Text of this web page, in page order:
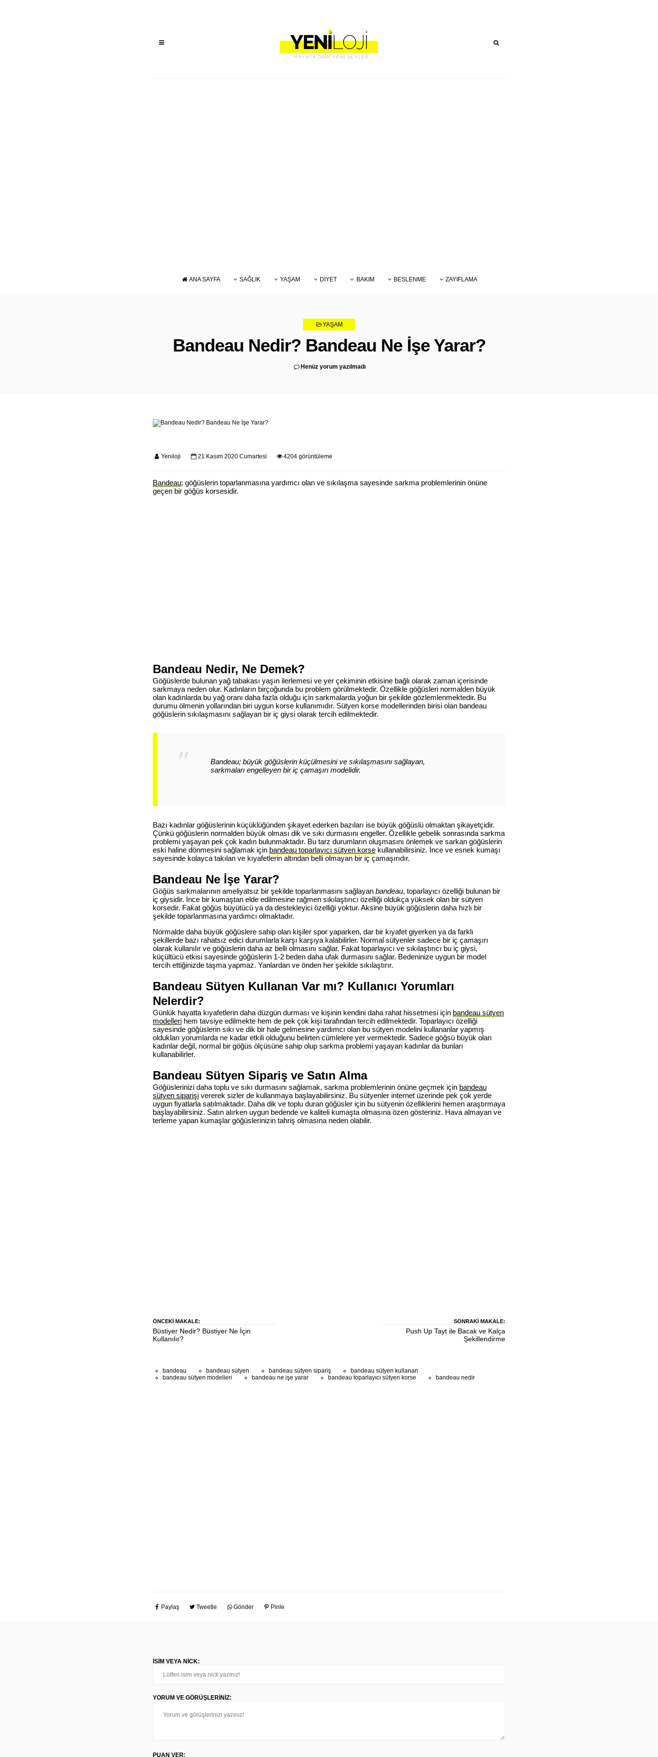
ANA SAYFA SAĞLIK YAŞAM DIYET BAKIM BESLENME ZAYIFLAMA
YAŞAM
Bandeau Nedir? Bandeau Ne İşe Yarar?
Henüz yorum yazılmadı
Yeniloji 21 Kasım 2020 Cumartesi 4204 görüntüleme
Bandeau; göğüslerin toparlanmasına yardımcı olan ve sıkılaşma sayesinde sarkma problemlerinin önüne
geçen bir göğüs korsesidir.
Bandeau Nedir, Ne Demek?
Göğüslerde bulunan yağ tabakası yaşın ilerlemesi ve yer çekiminin etkisine bağlı olarak zaman içerisinde
sarkmaya neden olur. Kadınların birçoğunda bu problem görülmektedir. Özellikle göğüsleri normalden büyük
olan kadınlarda bu yağ oranı daha fazla olduğu için sarkmalarda yoğun bir şekilde gözlemlenmektedir. Bu
durumu ölmenin yollarından biri uygun korse kullanımıdır. Sütyen korse modellerinden birisi olan bandeau
göğüslerin sıkılaşmasını sağlayan bir iç giysi olarak tercih edilmektedir.
Bandeau; büyük göğüslerin küçülmesini ve sıkılaşmasını sağlayan,
sarkmaları engelleyen bir iç çamaşırı modelidir.
Bazı kadınlar göğüslerinin küçüklüğünden şikayet ederken bazıları ise büyük göğüslü olmaktan şikayetçidir.
Çünkü göğüslerin normalden büyük olması dik ve sıkı durmasını engeller. Özellikle gebelik sonrasında sarkma
problemi yaşayan pek çok kadın bulunmaktadır. Bu tarz durumların oluşmasını önlemek ve sarkan göğüslerin
eski haline dönmesini sağlamak için bandeau toparlayıcı sütyen korse kullanabilirsiniz. İnce ve esnek kumaşı
sayesinde kolayca takılan ve kıyafetlerin altından belli olmayan bir iç çamaşırıdır.
Bandeau Ne İşe Yarar?
Göğüs sarkmalarının ameliyatsız bir şekilde toparlanmasını sağlayan bandeau, toparlayıcı özelliği bulunan bir
iç giysidir. İnce bir kumaştan elde edilmesine rağmen sıkılaştırıcı özelliği oldukça yüksek olan bir sütyen
korsedir. Fakat göğüs büyütücü ya da destekleyici özelliği yoktur. Aksine büyük göğüslerin daha hızlı bir
şekilde toparlanmasına yardımcı olmaktadır.
Normalde daha büyük göğüslere sahip olan kişiler spor yaparken, dar bir kıyafet giyerken ya da farklı
şekillerde bazı rahatsız edici durumlarla karşı karşıya kalabilirler. Normal sütyenler sadece bir iç çamaşırı
olarak kullanılır ve göğüslerin daha az belli olmasını sağlar. Fakat toparlayıcı ve sıkılaştırıcı bu iç giysi,
küçültücü etkisi sayesinde göğüslerin 1-2 beden daha ufak durmasını sağlar. Bedeninize uygun bir model
tercih ettiğinizde taşma yapmaz. Yanlardan ve önden her şekilde sıkılaştırır.
Bandeau Sütyen Kullanan Var mı? Kullanıcı Yorumları
Nelerdir?
Günlük hayatta kıyafetlerin daha düzgün durması ve kişinin kendini daha rahat hissetmesi için bandeau sütyen
modelleri hem tavsiye edilmekte hem de pek çok kişi tarafından tercih edilmektedir. Toparlayıcı özelliği
sayesinde göğüslerin sıkı ve dik bir hale gelmesine yardımcı olan bu sütyen modelini kullananlar yapmış
oldukları yorumlarda ne kadar etkili olduğunu belirten cümlelere yer vermektedir. Sadece göğsü büyük olan
kadınlar değil, normal bir göğüs ölçüsüne sahip olup sarkma problemi yaşayan kadınlar da bunları
kullanabilirler.
Bandeau Sütyen Sipariş ve Satın Alma
Göğüslerinizi daha toplu ve sıkı durmasını sağlamak, sarkma problemlerinin önüne geçmek için bandeau
sütyen siparişi vererek sizler de kullanmaya başlayabilirsiniz. Bu sütyenler internet üzerinde pek çok yerde
uygun fiyatlarla satılmaktadır. Daha dik ve toplu duran göğüsler için bu sütyenin özelliklerini hemen araştırmaya
başlayabilirsiniz. Satın alırken uygun bedende ve kaliteli kumaşta olmasına özen gösteriniz. Hava almayan ve
terleme yapan kumaşlar göğüslerinizin tahriş olmasına neden olabilir.
ÖNCEKI MAKALE:
Büstiyer Nedir? Büstiyer Ne İçin
Kullanılır?
SONRAKI MAKALE:
Push Up Tayt ile Bacak ve Kalça
Şekillendirme
bandeau bandeau sütyen bandeau sütyen sipariş
bandeau sütyen kullanan
bandeau sütyen modelleri
bandeau ne işe yarar bandeau toparlayıcı sütyen korse bandeau nedir
Paylaş Tweetle Gönder Pinle
İSIM VEYA NICK:
YORUM VE GÖRÜŞLERINIZ:
PUAN VER: